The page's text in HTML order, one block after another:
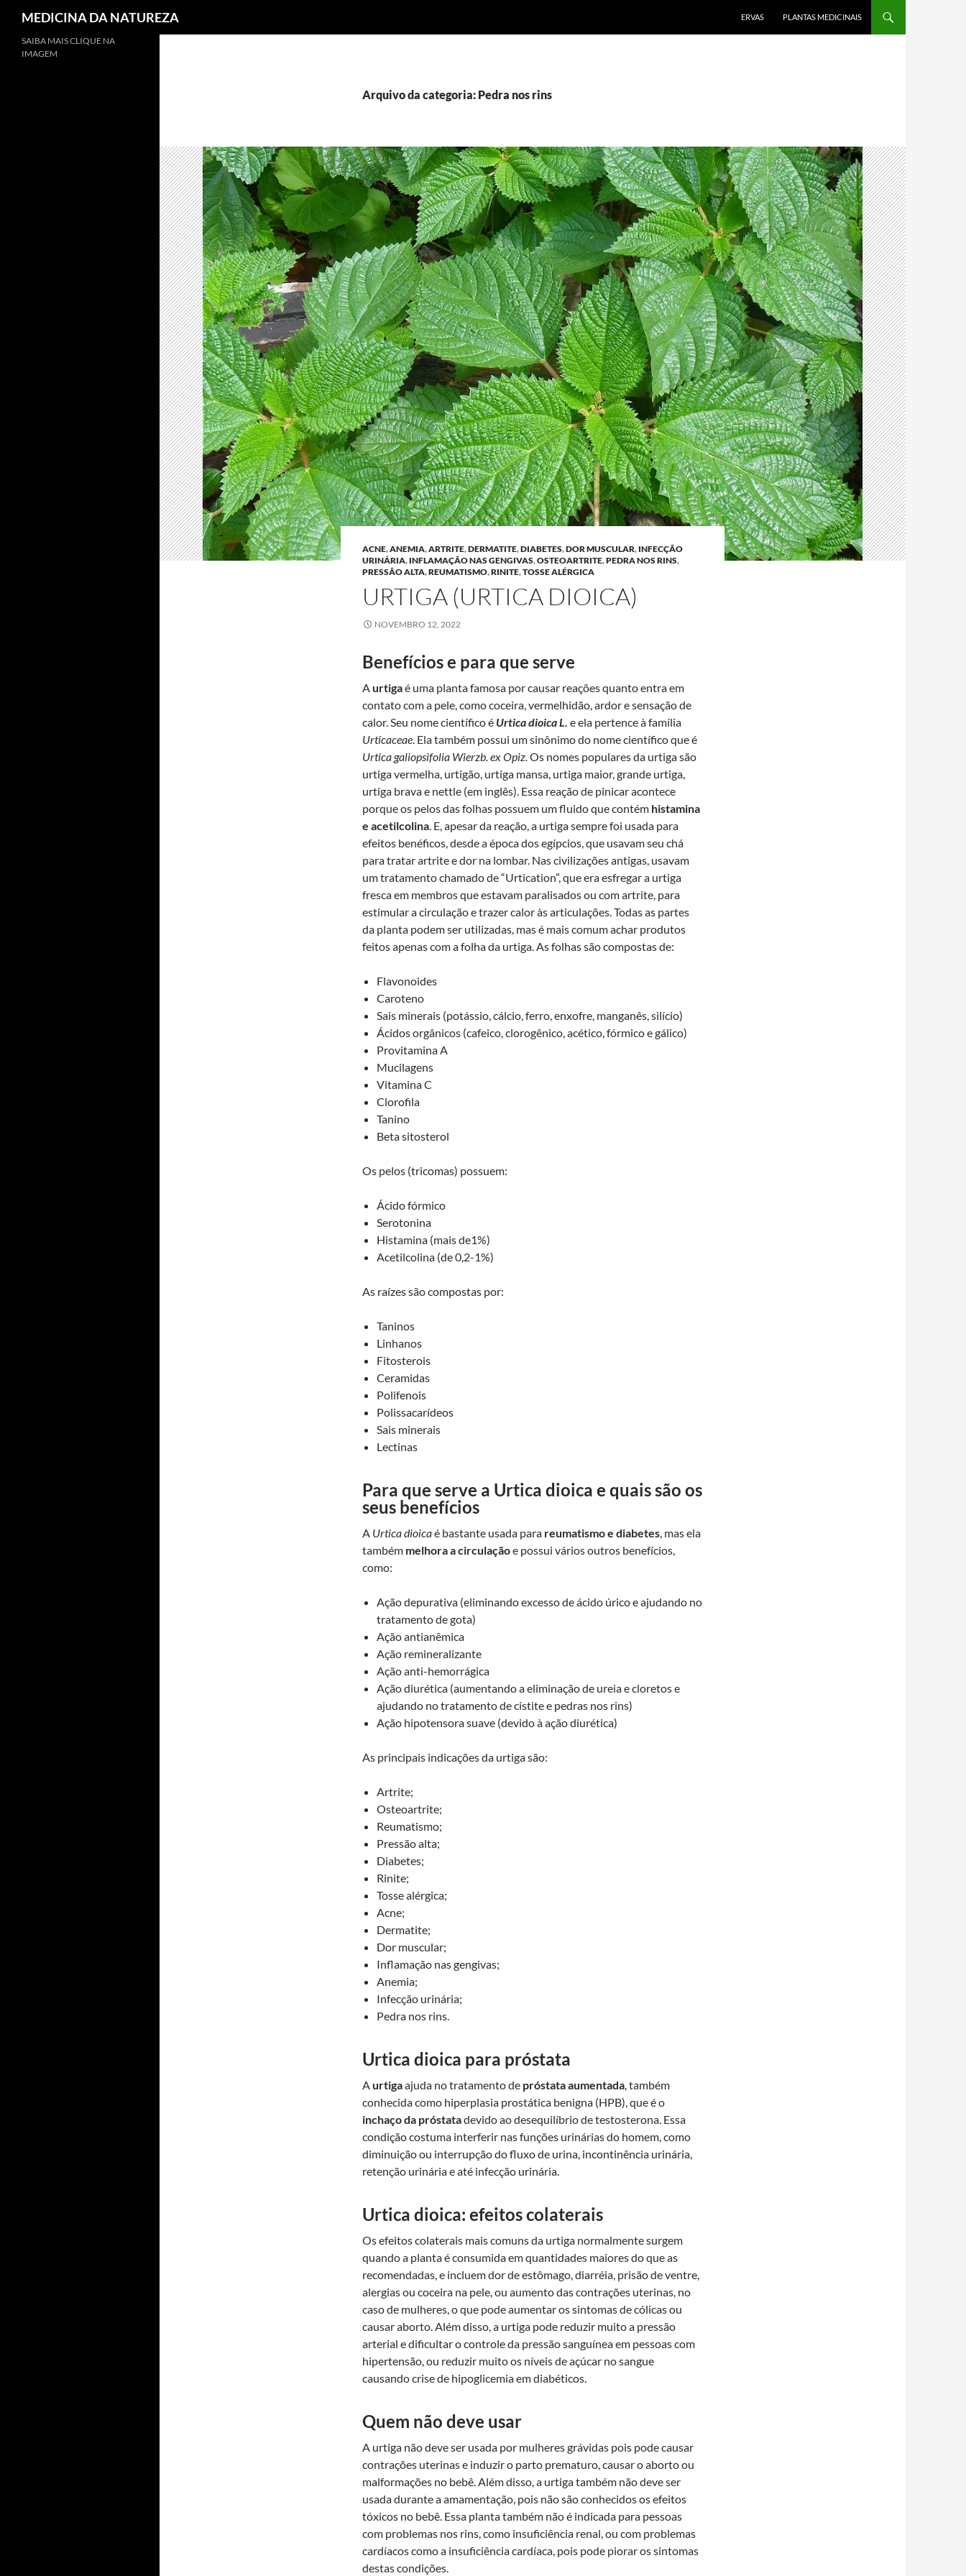
MEDICINA DA NATUREZA
ERVAS
PLANTAS MEDICINAIS
Arquivo da categoria: Pedra nos rins
ACNE,ANEMIA,ARTRITE,DERMATITE,DIABETES,DOR MUSCULAR, INFECÇÃO
URINÁRIA, INFLAMAÇÃO NAS GENGIVAS,OSTEOARTRITE,PEDRA NOS RINS,
PRESSÃO ALTA,REUMATISMO,RINITE,TOSSE ALÉRGICA
URTIGA (URTICA DIOICA)
NOVEMBRO 12, 2022
Benefícios e para que serve
Aurtigaé uma planta famosa por causar reações quanto entra em
contato com a pele, como coceira, vermelhidão, ardor e sensação de
calor. Seu nome científico é Urtica dioica L. e ela pertence à família
Urticaceae. Ela também possui um sinônimo do nome científico que é
Urtica galiopsifolia Wierzb. ex Opiz.Os nomes populares da urtiga são
urtiga vermelha, urtigão, urtiga mansa, urtiga maior, grande urtiga,
urtiga brava e nettle (em inglês). Essa reação de pinicar acontece
porque os pelos das folhas possuem um fluido que contém histamina
e acetilcolina. E, apesar da reação, a urtiga sempre foi usada para
efeitos benéficos, desde a época dos egípcios, que usavam seu chá
para tratar artrite e dor na lombar. Nas civilizações antigas, usavam
um tratamento chamado de “Urtication”, que era esfregar a urtiga
fresca em membros que estavam paralisados ou com artrite, para
estimular a circulação e trazer calor às articulações. Todas as partes
da planta podem ser utilizadas, mas é mais comum achar produtos
feitos apenas com a folha da urtiga. As folhas são compostas de:
Flavonoides
Caroteno
Sais minerais (potássio, cálcio, ferro, enxofre, manganês, silício)
Ácidos orgânicos (cafeico, clorogênico, acético, fórmico e gálico)
Provitamina A
Mucilagens
Vitamina C
Clorofila
Tanino
Beta sitosterol
Os pelos (tricomas) possuem:
Ácido fórmico
Serotonina
Histamina (mais de1%)
Acetilcolina (de 0,2-1%)
As raízes são compostas por:
Taninos
Linhanos
Fitosterois
Ceramidas
Polifenois
Polissacarídeos
Sais minerais
Lectinas
Para que serve a Urtica dioica e quais são os
seus benefícios
A Urtica dioicaé bastante usada para reumatismo e diabetes, mas ela
também melhora a circulaçãoe possui vários outros benefícios,
como:
Ação depurativa (eliminando excesso de ácido úrico e ajudando no
tratamento de gota)
Ação antianêmica
Ação remineralizante
Ação anti-hemorrágica
Ação diurética (aumentando a eliminação de ureia e cloretos e
ajudando no tratamento de cistite e pedras nos rins)
Ação hipotensora suave (devido à ação diurética)
As principais indicações da urtiga são:
Artrite;
Osteoartrite;
Reumatismo;
Pressão alta;
Diabetes;
Rinite;
Tosse alérgica;
Acne;
Dermatite;
Dor muscular;
Inflamação nas gengivas;
Anemia;
Infecção urinária;
Pedra nos rins.
Urtica dioica para próstata
Aurtigaajuda no tratamento de próstata aumentada, também
conhecida como hiperplasia prostática benigna (HPB), que é o
inchaço da próstatadevido ao desequilíbrio de testosterona. Essa
condição costuma interferir nas funções urinárias do homem, como
diminuição ou interrupção do fluxo de urina, incontinência urinária,
retenção urinária e até infecção urinária.
Urtica dioica: efeitos colaterais
Os efeitos colaterais mais comuns da urtiga normalmente surgem
quando a planta é consumida em quantidades maiores do que as
recomendadas, e incluem dor de estômago, diarréia, prisão de ventre,
alergias ou coceira na pele, ou aumento das contrações uterinas, no
caso de mulheres, o que pode aumentar os sintomas de cólicas ou
causar aborto. Além disso, a urtiga pode reduzir muito a pressão
arterial e dificultar o controle da pressão sanguínea em pessoas com
hipertensão, ou reduzir muito os níveis de açúcar no sangue
causando crise de hipoglicemia em diabéticos.
Quem não deve usar
A urtiga não deve ser usada por mulheres grávidas pois pode causar
contrações uterinas e induzir o parto prematuro, causar o aborto ou
malformações no bebê. Além disso, a urtiga também não deve ser
usada durante a amamentação, pois não são conhecidos os efeitos
tóxicos no bebê. Essa planta também não é indicada para pessoas
com problemas nos rins, como insuficiência renal, ou com problemas
cardíacos como a insuficiência cardíaca, pois pode piorar os sintomas
destas condições.
SAIBA MAIS CLIQUE NA
IMAGEM